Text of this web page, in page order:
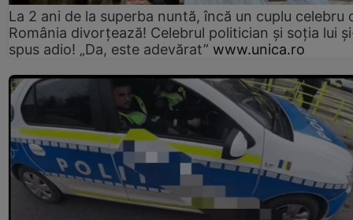
La 2 ani de la superba nuntă, încă un cuplu celebru
România divorțează! Celebrul politician și soția lui
spus adio! „Da, este adevărat” www.unica.ro